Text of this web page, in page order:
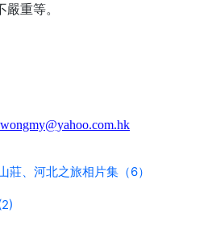
重等。
莊、河北之旅相片集（6）